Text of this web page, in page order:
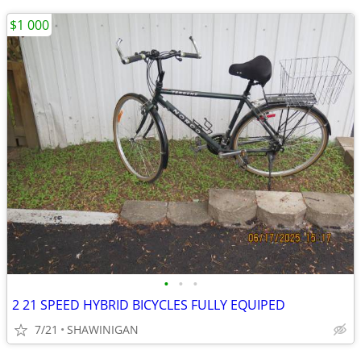
• • •
2 21 SPEED HYBRID BICYCLES FULLY EQUIPED
7/21 SHAWINIGAN
$1 000